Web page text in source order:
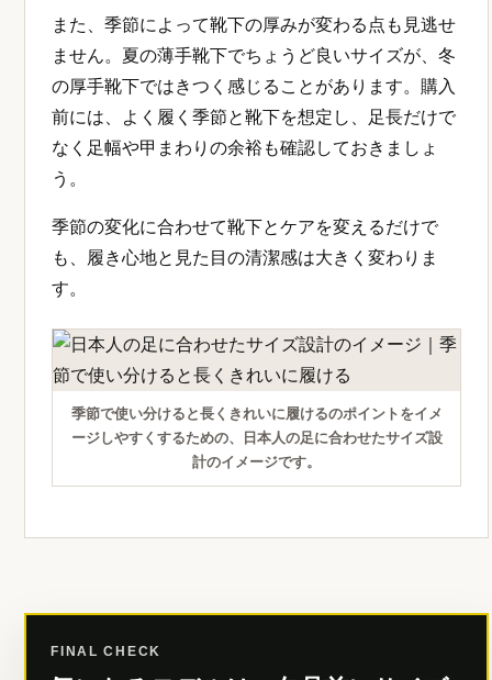
また、季節によって靴下の厚みが変わる点も見逃せ
ません。夏の薄手靴下でちょうど良いサイズが、冬
の厚手靴下ではきつく感じることがあります。購入
前には、よく履く季節と靴下を想定し、足長だけで
なく足幅や甲まわりの余裕も確認しておきましょ
う。
季節の変化に合わせて靴下とケアを変えるだけで
も、履き心地と見た目の清潔感は大きく変わりま
す。
季節で使い分けると長くきれいに履けるのポイントをイメ
ージしやすくするための、日本人の足に合わせたサイズ設
計のイメージです。
FINAL CHECK